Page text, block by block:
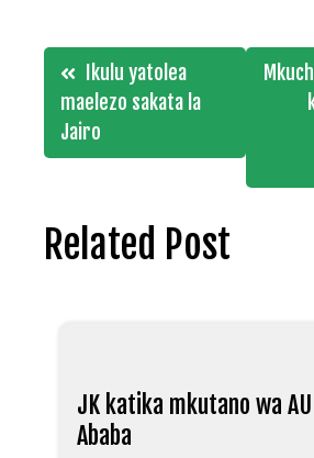
Post
navigation
Ikulu yatolea
maelezo sakata la
Jairo
Related Post
JK katika mkutano wa
Ababa